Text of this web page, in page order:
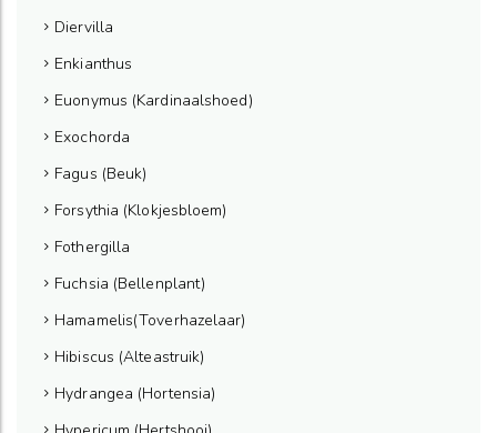
Diervilla
Enkianthus
Euonymus (Kardinaalshoed)
Exochorda
Fagus (Beuk)
Forsythia (Klokjesbloem)
Fothergilla
Fuchsia (Bellenplant)
Hamamelis(Toverhazelaar)
Hibiscus (Alteastruik)
Hydrangea (Hortensia)